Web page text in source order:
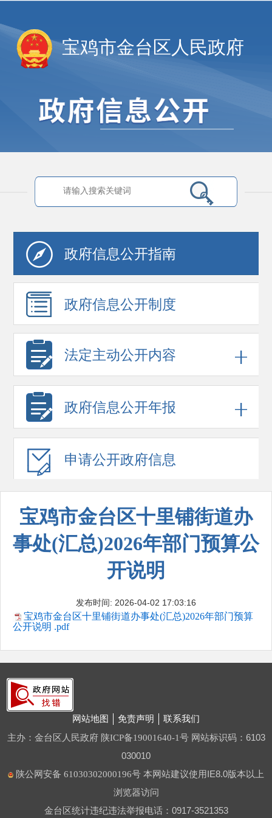
宝鸡市金台区人民政府
政府信息公开指南
政府信息公开制度
法定主动公开内容
政府信息公开年报
申请公开政府信息
宝鸡市金台区十里铺街道办
事处(汇总)2026年部门预算公
开说明
发布时间: 2026-04-02 17:03:16
宝鸡市金台区十里铺街道办事处(汇总)2026年部门预算
公开说明 .pdf
网站地图 免责声明 联系我们
主办：金台区人民政府 陕ICP备19001640-1号 网站标识码：6103
030010
陕公网安备 61030302000196号 本网站建议使用IE8.0版本以上
浏览器访问
金台区统计违纪违法举报电话：0917-3521353